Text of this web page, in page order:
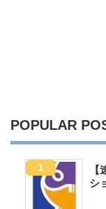
POPULAR
シ